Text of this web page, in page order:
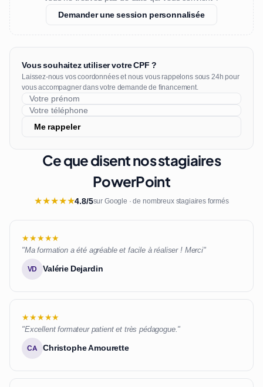
Demander une session personnalisée
Vous souhaitez utiliser votre CPF ?
Laissez-nous vos coordonnées et nous vous rappelons sous 24h pour
vous accompagner dans votre demande de financement.
Me rappeler
Ce que disent nos stagiaires
PowerPoint
★★★★★4.8/5sur Google · de nombreux stagiaires formés
★★★★★
"Ma formation a été agréable et facile à réaliser ! Merci"
VD Valérie Dejardin
★★★★★
"Excellent formateur patient et très pédagogue."
CA Christophe Amourette